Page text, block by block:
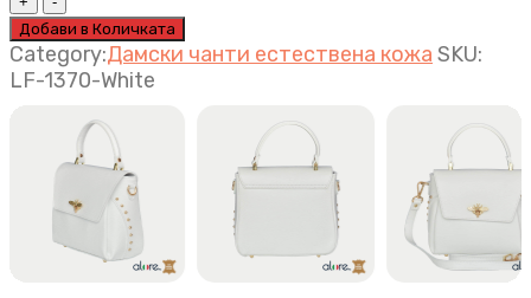
чанта
Elisa
бяло
Добави в Количката
Category:Дамски чанти естествена кожа SKU:
LF-1370-White